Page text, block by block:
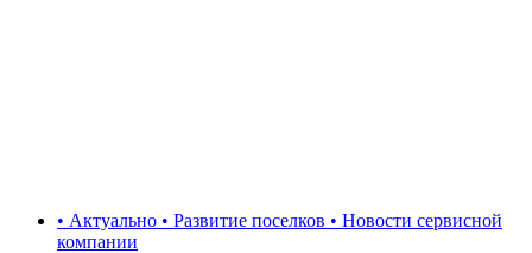
• Актуально • Развитие поселков • Новости сервисной
компании